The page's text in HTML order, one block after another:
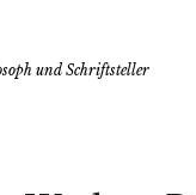
und Schriftsteller